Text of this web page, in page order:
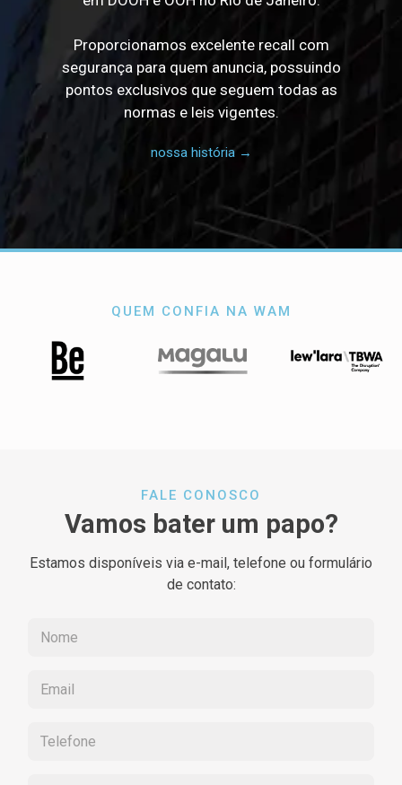
Proporcionamos excelente recall com
segurança para quem anuncia, possuindo
pontos exclusivos que seguem todas as
normas e leis vigentes.
nossa história →
QUEM CONFIA NA WAM
FALE CONOSCO
Vamos bater um papo?
Estamos disponíveis via e-mail, telefone ou formulário
de contato: